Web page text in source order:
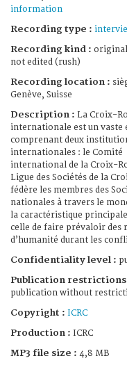
information
Recording type :
Recording kind :
not edited (rush)
Recording location :
Genève, Suisse
Description : La Croix-
internationale est un vaste
comprenant deux
internationales : le Comité
international de la Croix-
Ligue des Sociétés de la
fédère les membres des
nationales à travers le
la caractéristique principale
celle de faire prévaloir des
d’humanité durant les
Confidentiality level :
Publication
publication without
Copyright : ICRC
Production : ICRC
MP3 file size : 4,8 MB